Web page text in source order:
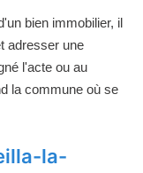
bien immobilier, il
adresser une
l'acte ou au
la commune où se
la-